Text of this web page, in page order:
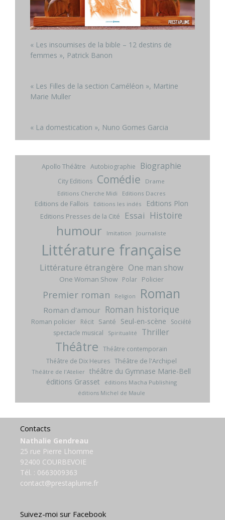
« Les insoumises de la bible – 12 destins de
femmes », Patrick Banon
« Les Filles de la section Caméléon », Martine
Marie Muller
« La domestication », Nuno Gomes Garcia
Apollo Théâtre Autobiographie Biographie
City Editions Comédie
Drame
Editions Cherche Midi
Editions Dacres
Editions de Fallois Editions les indés Editions Plon
Editions Presses de la Cité Essai Histoire
humour Imitation Journaliste
Littérature française
Littérature étrangère One man show
One Woman Show Polar Policier
Premier roman Religion Roman
Roman d'amour Roman historique
Roman policier Récit Santé Seul-en-scène
Société
spectacle musical
Spiritualité Thriller
Théâtre Théâtre contemporain
Théâtre de Dix Heures Théâtre de l'Archipel
Théâtre de l'Atelier théâtre du Gymnase Marie-Bell
éditions Grasset
éditions Macha Publishing
éditions Michel de Maule
Contacts
Nathalie Gendreau
25 rue Pierre Lhomme
92400 COURBEVOIE
Tél. : 0663009363
contact@prestaplume.fr
Suivez-moi sur Facebook